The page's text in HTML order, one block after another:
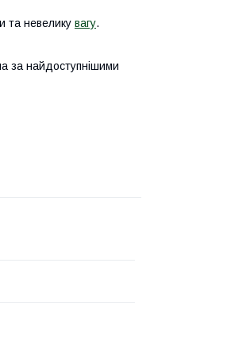
та невелику вагу.
за найдоступнішими